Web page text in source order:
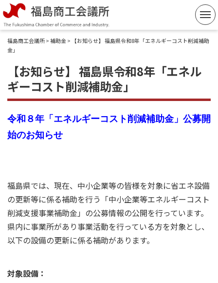
ン
テ
ン
キ
ッ
プ
福島商工会議所>補助金> 【お知らせ】 福島県令和8年「エネルギーコスト削減補助
金」
【お知らせ】 福島県令和8年「エネル
ギーコスト削減補助金」
令和８年「エネルギーコスト削減補助金」公募開
始のお知らせ
福島県では、現在、中小企業等の皆様を対象に省エネ設備
の更新等に係る補助を行う「中小企業等エネルギーコスト
削減支援事業補助金」の公募情報の公開を行っています。
県内に事業所があり事業活動を行っている方を対象とし、
以下の設備の更新に係る補助があります。
対象設備：